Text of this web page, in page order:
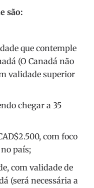
são:
que contemple
(O Canadá não
validade superior
chegar a 35
com foco
país;
com validade de
(será necessária a